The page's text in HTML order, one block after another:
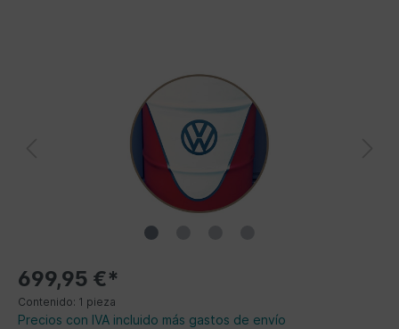
699,95 €*
Contenido: 1 pieza
Precios con IVA incluido más gastos de envío